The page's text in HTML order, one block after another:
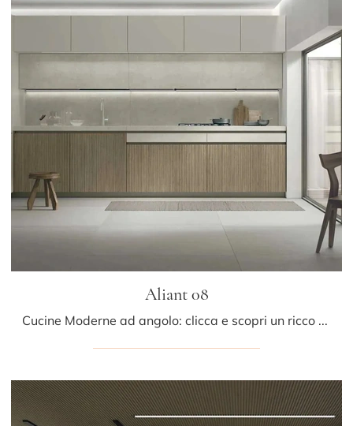
Aliant 08
Cucine Moderne ad angolo: clicca e scopri un ricco catalogo di soluzioni del brand Stosa, tra cui il modello Aliant 08.